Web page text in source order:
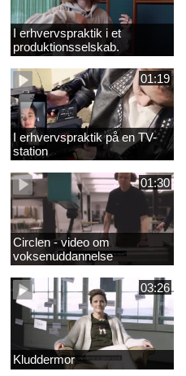
I erhvervspraktik i et
produktionsselskab.
01:19
I erhvervspraktik på en TV-
station
01:30
Circlen - video om
voksenuddannelse
03:26
Kluddermor